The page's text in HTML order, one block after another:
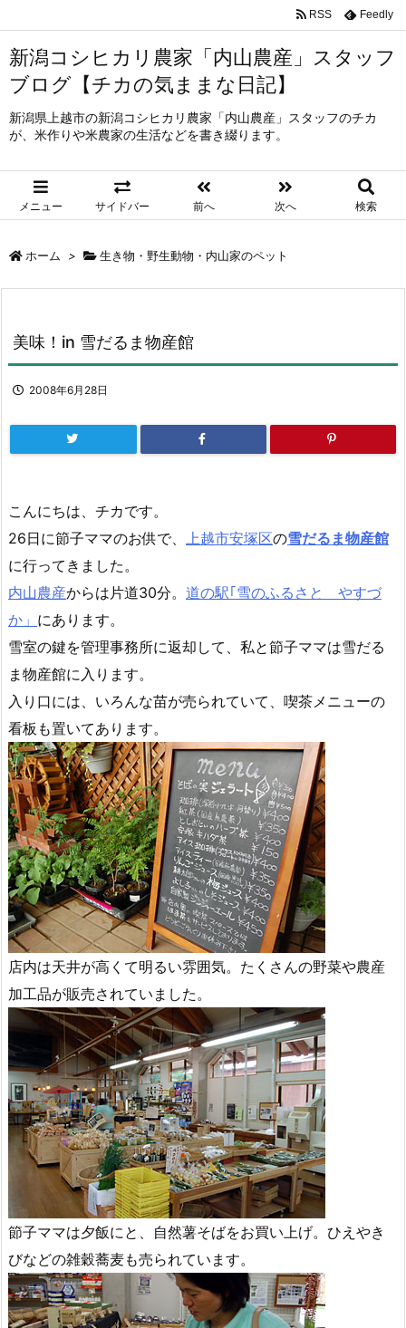
新潟コシヒカリ農家「内山農産」スタッフ
ブログ【チカの気ままな日記】
新潟県上越市の新潟コシヒカリ農家「内山農産」スタッフのチカ
が、米作りや米農家の生活などを書き綴ります。
メニュー サイドバー 前へ 次へ 検索
RSS Feedly
ホーム > 生き物・野生動物・内山家のペット
美味！in 雪だるま物産館
2008年6月28日
こんにちは、チカです。
26日に節子ママのお供で、 上越市安塚区の雪だるま物産館
に行ってきました。
内山農産からは片道30分。 道の駅｢雪のふるさと やすづ
か」 にあります。
雪室の鍵を管理事務所に返却して、私と節子ママは雪だる
ま物産館に入ります。
入り口には、いろんな苗が売られていて、喫茶メニューの
看板も置いてあります。
店内は天井が高くて明るい雰囲気。たくさんの野菜や農産
加工品が販売されていました。
節子ママは夕飯にと、自然薯そばをお買い上げ。ひえやき
びなどの雑穀蕎麦も売られています。